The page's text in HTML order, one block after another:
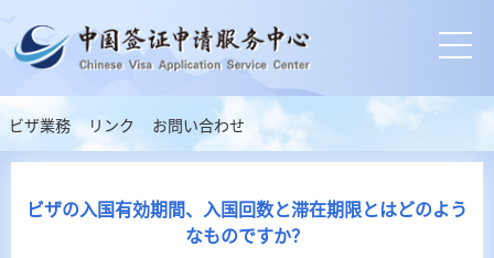
ビザ業務 リンク お問い合わせ
ビザの入国有効期間、入国回数と滞在期限とはどのよう
なものですか？